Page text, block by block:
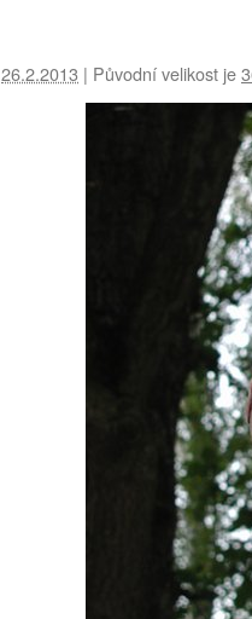
26.2.2013 | Původní velikost je